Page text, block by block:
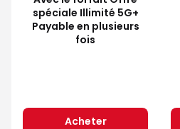
spéciale Illimité 5G+
Payable en plusieurs
fois
Acheter